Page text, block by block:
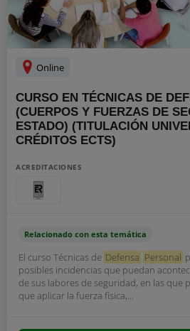
Online
CURSO EN TÉCNICAS DE
(CUERPOS Y FUERZAS DE
ESTADO) (TITULACIÓN
CRÉDITOS ECTS)
ACREDITACIONES
Relacionado con esta temática
El curso Técnicas de Defensa Personal
posibles incidencias que puedan
de sus labores de seguridad, en las que
que aplicar la fuerza física,...